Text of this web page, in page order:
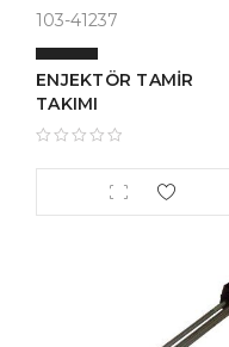
103-41237
ENJEKTÖR TAMİR
TAKIMI